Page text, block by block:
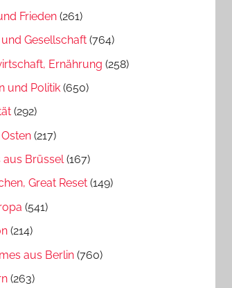
Frieden (261)
Gesellschaft (764)
Ernährung (258)
und Politik (650)
(292)
(217)
aus Brüssel(167)
Great Reset (149)
(541)
(214)
aus Berlin (760)
(263)